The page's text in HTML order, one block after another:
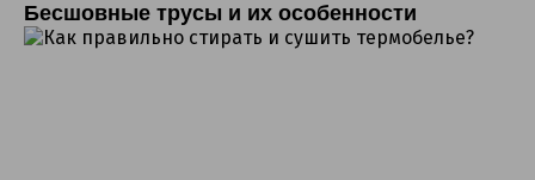
Бесшовные трусы и их особенности